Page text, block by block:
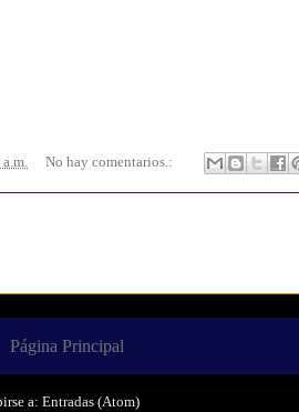
No hay comentarios.:
Página Principal
a: Entradas (Atom)